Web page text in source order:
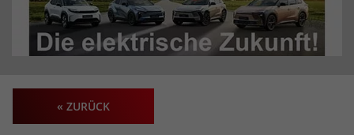
« ZURÜCK